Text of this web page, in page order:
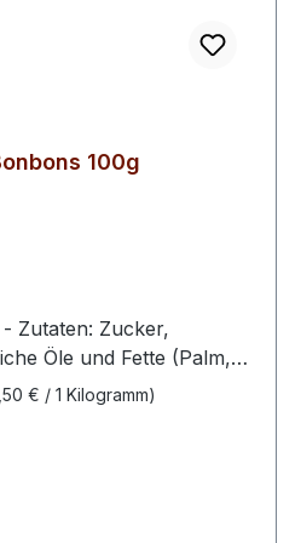
100g
Zutaten: Zucker,
Öle und Fette (Palm,
Vollmilchpulver,
€ / 1 Kilogramm)